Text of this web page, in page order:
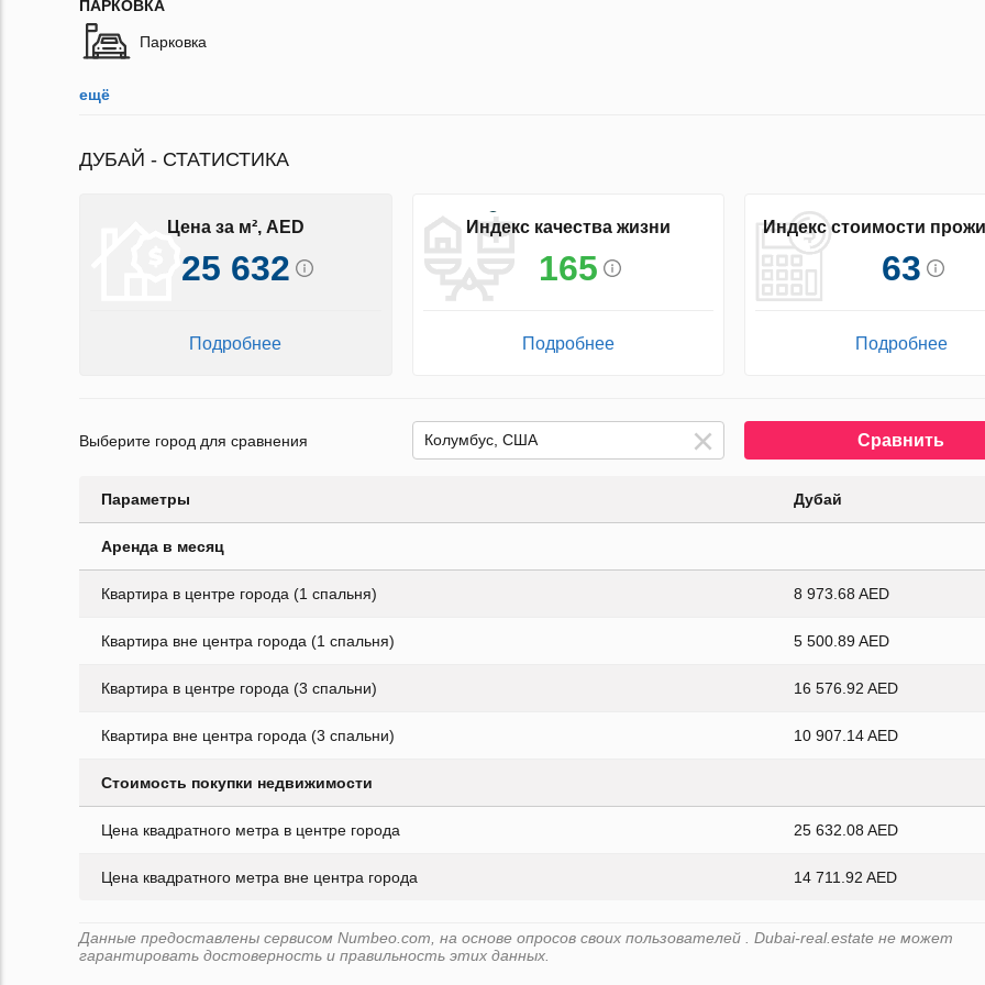
ПАРКОВКА
Парковка
ещё
ДУБАЙ - СТАТИСТИКА
Цена за м², AED
25 632
Подробнее
Индекс качества жизни
165
Подробнее
Индекс стоимости
63
Подробнее
Выберите город для сравнения Сравнить
Параметры Дубай
Аренда в месяц
Квартира в центре города (1 спальня) 8 973.68 AED
Квартира вне центра города (1 спальня) 5 500.89 AED
Квартира в центре города (3 спальни) 16 576.92 AED
Квартира вне центра города (3 спальни) 10 907.14 AED
Стоимость покупки недвижимости
Цена квадратного метра в центре города 25 632.08 AED
Цена квадратного метра вне центра города 14 711.92 AED
Данные предоставлены сервисом Numbeo.com, на основе опросов своих пользователей . Dubai-real.estate не может
гарантировать достоверность и правильность этих данных.